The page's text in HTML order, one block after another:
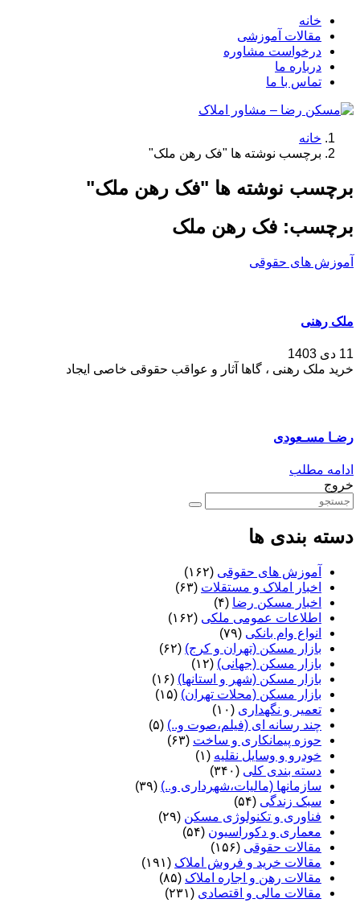
خانه
مقالات آموزشی
درخواست مشاوره
درباره ما
تماس با ما
خانه
برچسب نوشته ها "فک رهن ملک"
برچسب نوشته ها "فک رهن ملک"
برچسب: فک رهن ملک
آموزش های حقوقی
ملک رهنی
11 دی 1403
خرید ملک رهنی ، گاها آثار و عواقب حقوقی خاصی ایجاد
رضـا مسـعودی
ادامه مطلب
خروج
دسته بندی ها
آموزش های حقوقی (۱۶۲)
اخبار املاک و مستقلات (۶۳)
اخبار مسکن رضا (۴)
اطلاعات عمومی ملکی (۱۶۲)
انواع وام بانکی (۷۹)
بازار مسکن (تهران و کرج) (۶۲)
بازار مسکن (جهانی) (۱۲)
بازار مسکن (شهر و استانها) (۱۶)
بازار مسکن (محلات تهران) (۱۵)
تعمیر و نگهداری (۱۰)
چند رسانه ای (فیلم،صوت و..) (۵)
حوزه پیمانکاری و ساخت (۶۳)
خودرو و وسایل نقلیه (۱)
دسته بندی کلی (۳۴۰)
سازمانها (مالیات،شهرداری و..) (۳۹)
سبک زندگی (۵۴)
فناوری و تکنولوژی مسکن (۲۹)
معماری و دکوراسیون (۵۴)
مقالات حقوقی (۱۵۶)
مقالات خرید و فروش املاک (۱۹۱)
مقالات رهن و اجاره املاک (۸۵)
مقالات مالی و اقتصادی (۲۳۱)